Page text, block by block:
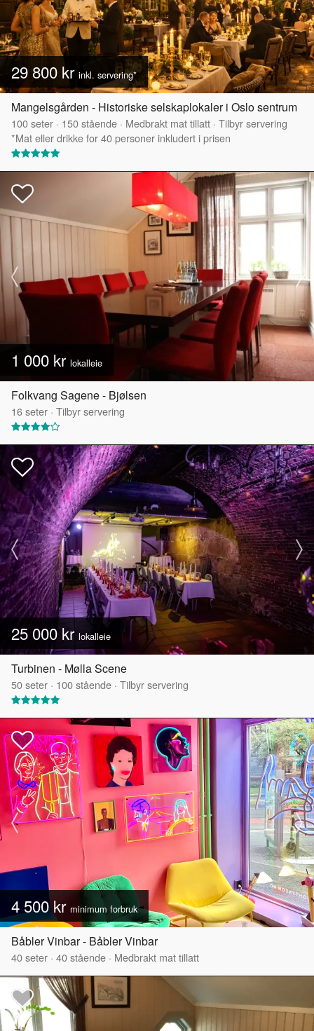
29 800 kr inkl. servering*
Mangelsgården - Historiske selskaplokaler i Oslo sentrum
100seter · 150stående · Medbrakt mat tillatt · Tilbyr servering
*Mat eller drikke for 40 personer inkludert i prisen
1 000 kr lokalleie
Folkvang Sagene - Bjølsen
16seter · Tilbyr servering
25 000 kr lokalleie
Turbinen - Mølla Scene
50seter · 100stående · Tilbyr servering
4 500 kr minimum forbruk
Båbler Vinbar - Båbler Vinbar
40seter · 40stående · Medbrakt mat tillatt